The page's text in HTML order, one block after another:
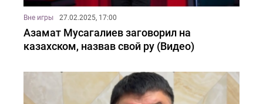
Вне игры 27.02.2025, 17:00
Азамат Мусагалиев заговорил на
казахском, назвав свой ру (Видео)